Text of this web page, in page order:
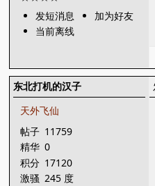
发短消息
加为好友
当前离线
东北打机的汉子
天外飞仙
帖子 11759
精华 0
积分 17120
激骚 245 度